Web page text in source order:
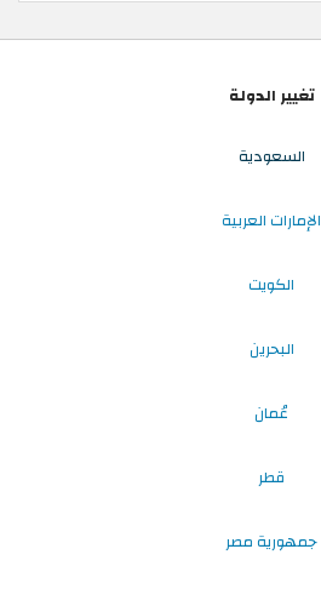
تغيير الدولة
السعودية
الإمارات العربية
الكويت
البحرين
عُمان
قطر
جمهورية مصر